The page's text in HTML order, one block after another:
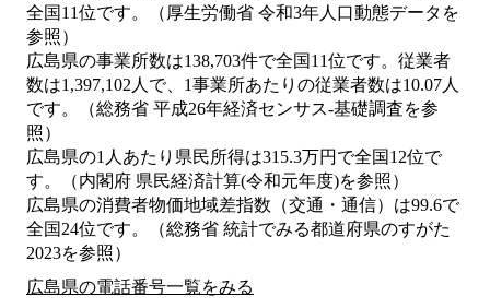
全国11位です。（厚生労働省 令和3年人口動態データを
参照）
広島県の事業所数は138,703件で全国11位です。従業者
数は1,397,102人で、1事業所あたりの従業者数は10.07人
です。（総務省 平成26年経済センサス‐基礎調査を参
照）
広島県の1人あたり県民所得は315.3万円で全国12位で
す。（内閣府 県民経済計算(令和元年度)を参照）
広島県の消費者物価地域差指数（交通・通信）は99.6で
全国24位です。（総務省 統計でみる都道府県のすがた
2023を参照）
広島県の電話番号一覧をみる